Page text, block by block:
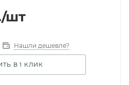
/шт
Нашли дешевле?
В 1 КЛИК